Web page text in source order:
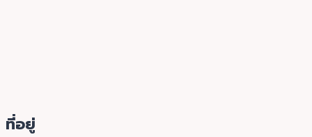
ที่อยู่